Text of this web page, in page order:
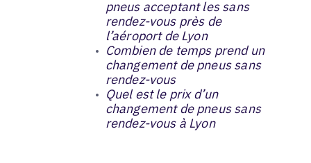
pneus acceptant les sans
rendez-vous près de
l’aéroport de Lyon
Combien de temps prend un
changement de pneus sans
rendez-vous
Quel est le prix d’un
changement de pneus sans
rendez-vous à Lyon